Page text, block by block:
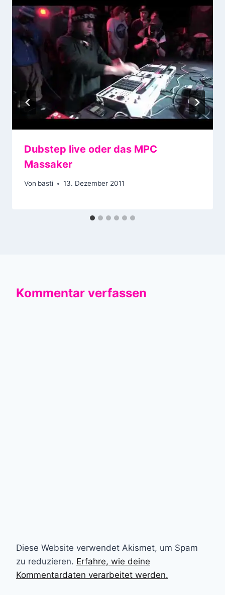
Dubstep live oder das MPC
Massaker
Von basti 13. Dezember 2011
Kommentar verfassen
Diese Website verwendet Akismet, um Spam
zu reduzieren. Erfahre, wie deine
Kommentardaten verarbeitet werden.